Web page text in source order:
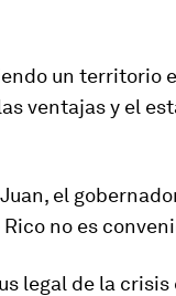
un territorio
ventajas y el
el
no es
legal de la